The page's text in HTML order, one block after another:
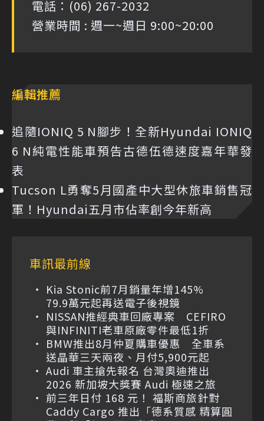
電話：(06) 267-2032
營業時間 : 週一~週日 9:00~20:00
編輯推薦
追隨IONIQ 5 N腳步！全新Hyundai IONIQ
6 N純電性能車預告古德伍德速度嘉年華發
表
Tucson L勇奪5月國產中大型休旅車銷售冠
軍！Hyundai五月市佔率創今年新高
車訊最前線
Kia Stonic前7月銷量年增145%
79.9萬元起再送電子後視鏡
NISSAN推經典車回廠專案 CEFIRO
與INFINITI老車原廠零件最低1折
BMW推出8月仲夏購車優惠 全車系
送晶華三天兩夜、月付5,900元起
Audi 車主搶先報名 台灣奧迪推出
2026 新加坡大獎賽 Audi 極速之旅
前三年日付 168 元！ 福斯商旅針對
Caddy Cargo 推出「德系質感 精算圓